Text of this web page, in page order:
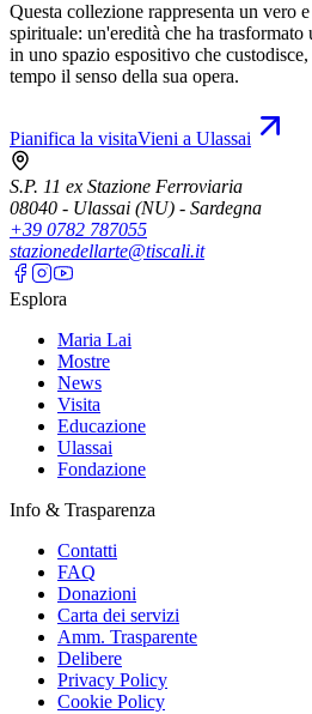
Questa collezione rappresenta un vero
spirituale: un'eredità che ha
in uno spazio espositivo che
tempo il senso della sua opera.
Pianifica la visitaVieni a Ulassai
S.P. 11 ex Stazione Ferroviaria
08040 - Ulassai (NU) - Sardegna
+39 0782 787055
stazionedellarte@tiscali.it
Esplora
Maria Lai
Mostre
News
Visita
Educazione
Ulassai
Fondazione
Info & Trasparenza
Contatti
FAQ
Donazioni
Carta dei servizi
Amm. Trasparente
Delibere
Privacy Policy
Cookie Policy